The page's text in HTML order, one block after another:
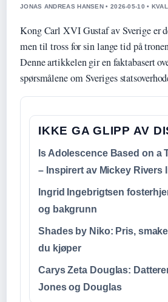
JONAS ANDREAS HANSEN • 2026-05-10 •
Kong Carl XVI Gustaf av Sverige er
men til tross for sin lange tid på
Denne artikkelen gir en faktabasert
spørsmålene om Sveriges
IKKE GA GLIPP AV
Is Adolescence Based on a
– Inspirert av Mickey Rivers
Ingrid Ingebrigtsen
og bakgrunn
Shades by Niko: Pris,
du kjøper
Carys Zeta Douglas:
Jones og Douglas